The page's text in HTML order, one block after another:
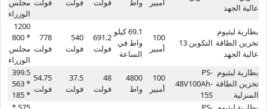
عالية الجهد
أمبير
واط
فولت
فولت
فولت مجلس
الوزراء
بطارية ليثيوم
تخزين الطاقة
عالية الجهد
التكوين 13
100
أمبير
69.1 كيلو
واط في
الساعة
691.2
فولت
540
فولت
778
فولت
1200
* 800
مجلس
الوزراء
بطارية ليثيوم
تخزين الطاقة
المنزلية
PS-
48V100Ah-
15S
100
أمبير
4800
واط
48
فولت
37.5
فولت
54.75
فولت
399.5
* 563
* 185